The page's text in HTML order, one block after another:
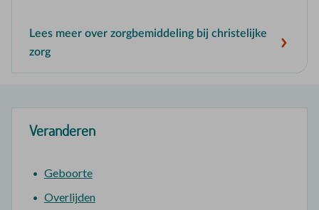
Lees meer over zorgbemiddeling bij christelijke
zorg
Veranderen
Geboorte
Overlijden